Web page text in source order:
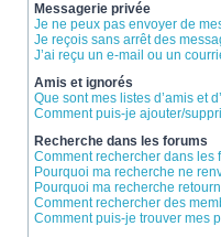
Messagerie privée
Je ne peux pas envoyer de
Je reçois sans arrêt des
J’ai reçu un e-mail ou un
Amis et ignorés
Que sont mes listes d’amis et
Comment puis-je ajouter/
Recherche dans les forums
Comment rechercher dans les
Pourquoi ma recherche ne
Pourquoi ma recherche
Comment rechercher des
Comment puis-je trouver mes